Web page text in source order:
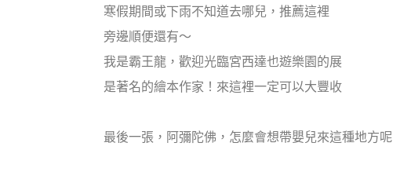
寒假期間或下雨不知道去哪兒，推薦這裡
旁邊順便還有～
我是霸王龍，歡迎光臨宮西達也遊樂園的展
是著名的繪本作家！來這裡一定可以大豐收
最後一張，阿彌陀佛，怎麼會想帶嬰兒來這種地方呢